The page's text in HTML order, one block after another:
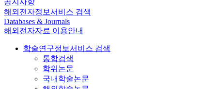
공지사항
해외전자정보서비스 검색
Databases & Journals
해외전자자료 이용안내
학술연구정보서비스 검색
통합검색
학위논문
국내학술논문